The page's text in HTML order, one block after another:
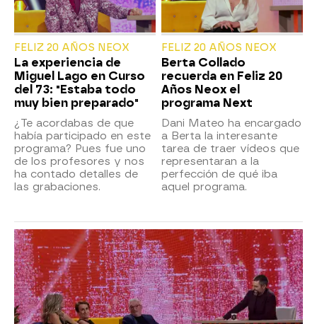
FELIZ 20 AÑOS NEOX
La experiencia de
Miguel Lago en Curso
del 73: "Estaba todo
muy bien preparado"
¿Te acordabas de que
había participado en este
programa? Pues fue uno
de los profesores y nos
ha contado detalles de
las grabaciones.
FELIZ 20 AÑOS NEOX
Berta Collado
recuerda en Feliz 20
Años Neox el
programa Next
Dani Mateo ha encargado
a Berta la interesante
tarea de traer vídeos que
representaran a la
perfección de qué iba
aquel programa.